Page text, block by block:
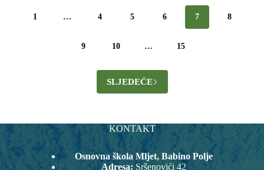
1 … 4 5 6 7 8
9 10 … 15
SLJEDEĆE
KONTAKT
Osnovna škola Mljet, Babino Polje
Adresa: Sršenovići 42